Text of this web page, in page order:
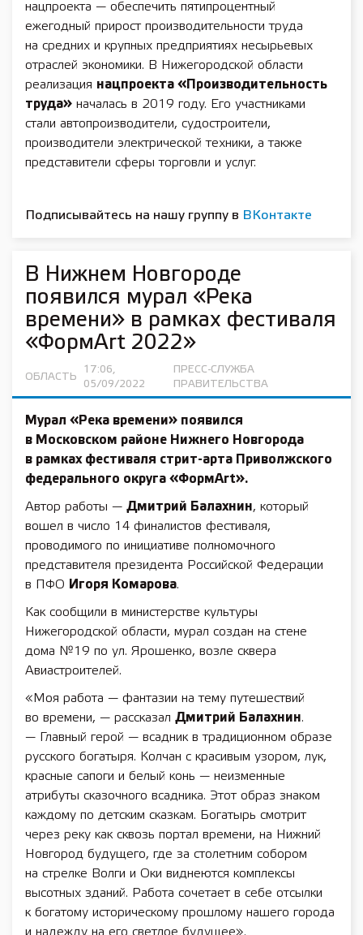
нацпроекта — обеспечить пятипроцентный
ежегодный прирост производительности труда
на средних и крупных предприятиях несырьевых
отраслей экономики. В Нижегородской области
реализация нацпроекта «Производительность
труда» началась в 2019 году. Его участниками
стали автопроизводители, судостроители,
производители электрической техники, а также
представители сферы торговли и услуг.
Подписывайтесь на нашу группу в ВКонтакте
В Нижнем Новгороде
появился мурал «Река
времени» в рамках фестиваля
«ФормArt 2022»
ОБЛАСТЬ
17:06,
05/09/2022
ПРЕСС-СЛУЖБА
ПРАВИТЕЛЬСТВА
Мурал «Река времени» появился
в Московском районе Нижнего Новгорода
в рамках фестиваля стрит-арта Приволжского
федерального округа «ФормArt».
Автор работы — Дмитрий Балахнин, который
вошел в число 14 финалистов фестиваля,
проводимого по инициативе полномочного
представителя президента Российской Федерации
в ПФО Игоря Комарова.
Как сообщили в министерстве культуры
Нижегородской области, мурал создан на стене
дома №19 по ул. Ярошенко, возле сквера
Авиастроителей.
«Моя работа — фантазии на тему путешествий
во времени, — рассказал Дмитрий Балахнин.
— Главный герой — всадник в традиционном образе
русского богатыря. Колчан с красивым узором, лук,
красные сапоги и белый конь — неизменные
атрибуты сказочного всадника. Этот образ знаком
каждому по детским сказкам. Богатырь смотрит
через реку как сквозь портал времени, на Нижний
Новгород будущего, где за столетним собором
на стрелке Волги и Оки виднеются комплексы
высотных зданий. Работа сочетает в себе отсылки
к богатому историческому прошлому нашего города
и надежду на его светлое будущее».